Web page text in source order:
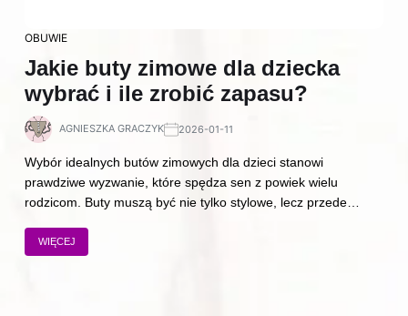
OBUWIE
Jakie buty zimowe dla dziecka
wybrać i ile zrobić zapasu?
AGNIESZKA GRACZYK 2026-01-11
Wybór idealnych butów zimowych dla dzieci stanowi
prawdziwe wyzwanie, które spędza sen z powiek wielu
rodzicom. Buty muszą być nie tylko stylowe, lecz przede…
WIĘCEJ